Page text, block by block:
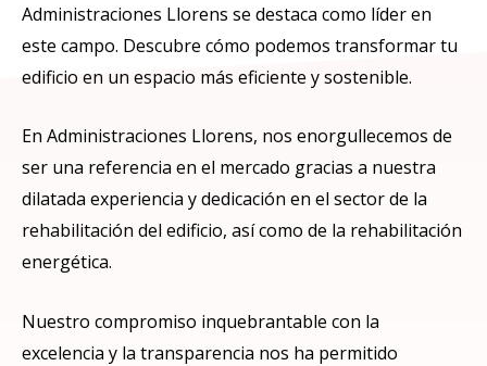
Administraciones Llorens se destaca como líder en
este campo. Descubre cómo podemos transformar tu
edificio en un espacio más eficiente y sostenible.
En Administraciones Llorens, nos enorgullecemos de
ser una referencia en el mercado gracias a nuestra
dilatada experiencia y dedicación en el sector de la
rehabilitación del edificio, así como de la rehabilitación
energética.
Nuestro compromiso inquebrantable con la
excelencia y la transparencia nos ha permitido